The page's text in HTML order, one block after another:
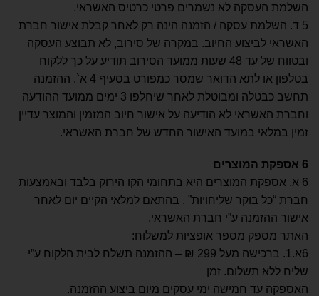
השלמת העסקה לא נשמרים פרטי כרטיס האשראי.
5 ד. השלמת עסקה / הזמנה הינה רק לאחר קבלת אישור חברת
האשראי לביצוע החיוב. במקרה של סירוב, לא תבוצע העסקה
ובטווח של עד 48 שעות ממועד הסירוב תודיע על כך ללקוח
בטלפון או לתא הדואר שמסר כמפורט בסעיף 4 א`. ההזמנה
תחשב כבטלה ומבוטלת לאחר שיחלפו 3 ימים ממועד ההודעה
וחברת האשראי לא הודיעה על אישור חיוב המזמין והמוצר עדיין
זמין במלאי במועד האישור החדש של חברת האשראי.
6 אספקת המוצרים
6 א. אספקת המוצרים היא בתחומי הקו הירוק בלבד ובאמצעות
חברת “כל בוקר שליחויות” , בהתאם למלאי הקיים יום לאחר
אישור ההזמנה ע”י חברת האשראי.
האתר מספק מספר אופציות למשלוח:
6א.1. ברכישה מעל 299 ₪ – ההזמנה תשלח לבית הלקוח ע”י
שליח ללא תשלום. זמן
האספקה עד חמישה ימי עסקים מיום ביצוע ההזמנה.